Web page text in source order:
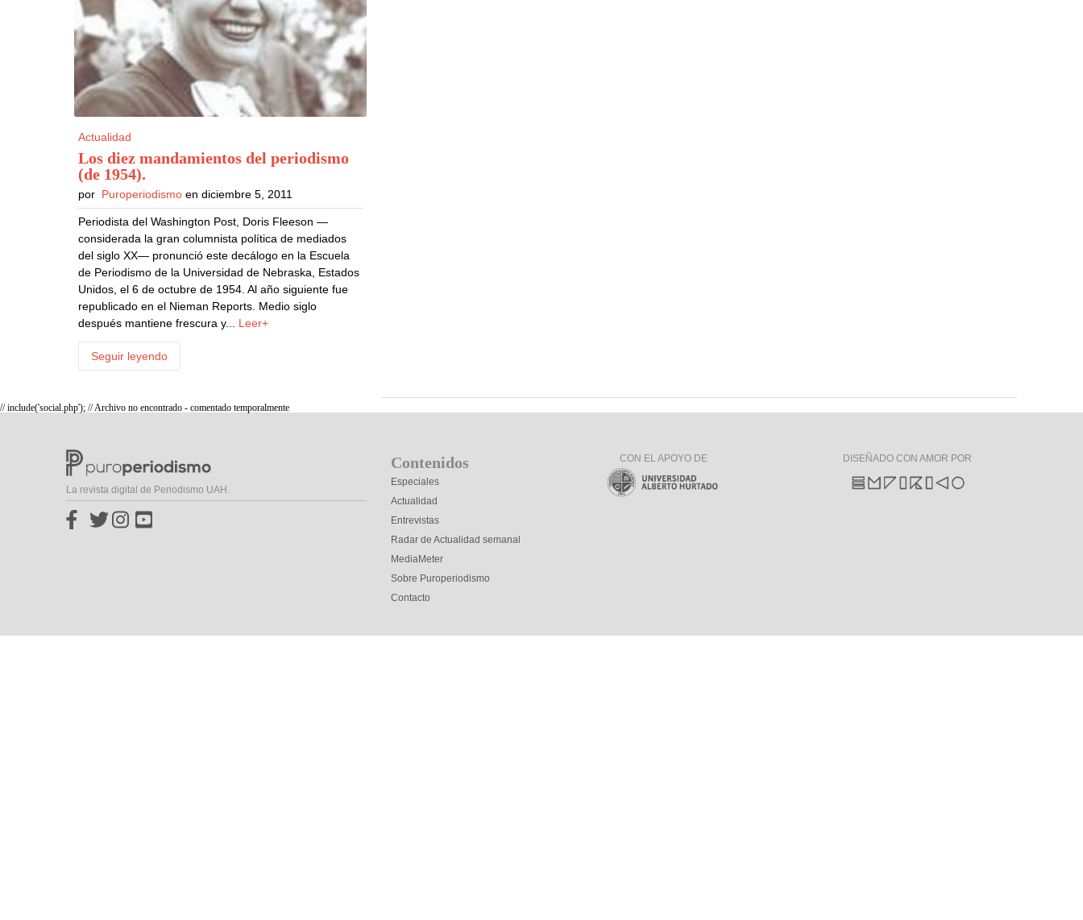
Actualidad
Los diez mandamientos del periodismo
(de 1954).
por Puroperiodismo en diciembre 5, 2011
Periodista del Washington Post, Doris Fleeson —
considerada la gran columnista política de mediados
del siglo XX— pronunció este decálogo en la Escuela
de Periodismo de la Universidad de Nebraska, Estados
Unidos, el 6 de octubre de 1954. Al año siguiente fue
republicado en el Nieman Reports. Medio siglo
después mantiene frescura y... Leer+
Seguir leyendo
// include('social.php'); // Archivo no encontrado - comentado temporalmente
La revista digital de Periodismo UAH.
Contenidos
Especiales
Actualidad
Entrevistas
Radar de Actualidad semanal
MediaMeter
Sobre Puroperiodismo
Contacto
CON EL APOYO DE DISEÑADO CON AMOR POR